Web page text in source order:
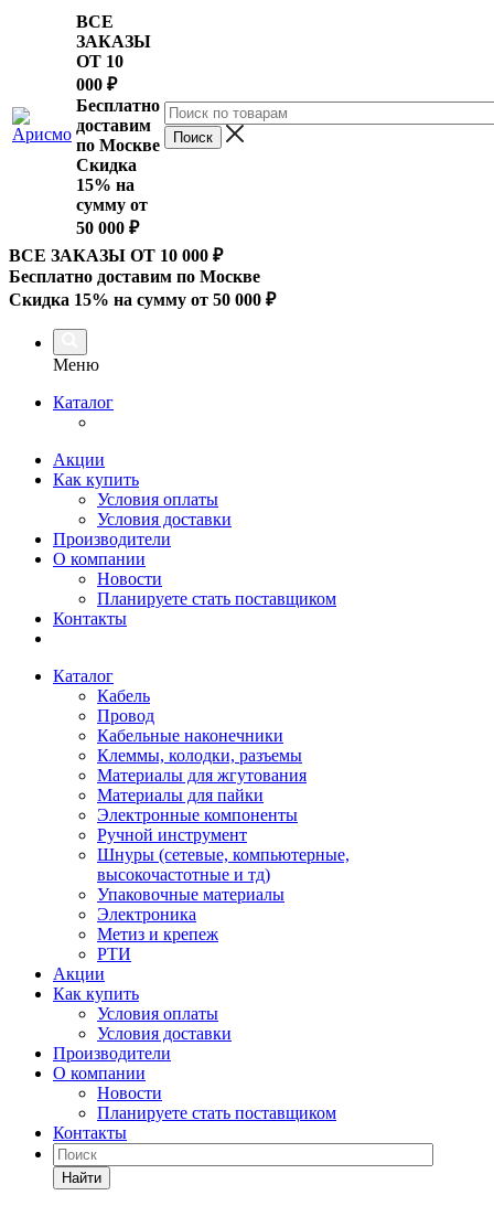
ВСЕ
ЗАКАЗЫ
ОТ 10
000 ₽
Бесплатно
доставим
по Москве
Скидка
15% на
сумму от
50 000 ₽
ВСЕ ЗАКАЗЫ ОТ 10 000 ₽
Бесплатно доставим по Москве
Скидка 15% на сумму от 50 000 ₽
Меню
Каталог
Акции
Как купить
Условия оплаты
Условия доставки
Производители
О компании
Новости
Планируете стать поставщиком
Контакты
Каталог
Кабель
Провод
Кабельные наконечники
Клеммы, колодки, разъемы
Материалы для жгутования
Материалы для пайки
Электронные компоненты
Ручной инструмент
Шнуры (сетевые, компьютерные,
высокочастотные и тд)
Упаковочные материалы
Электроника
Метиз и крепеж
РТИ
Акции
Как купить
Условия оплаты
Условия доставки
Производители
О компании
Новости
Планируете стать поставщиком
Контакты
Найти